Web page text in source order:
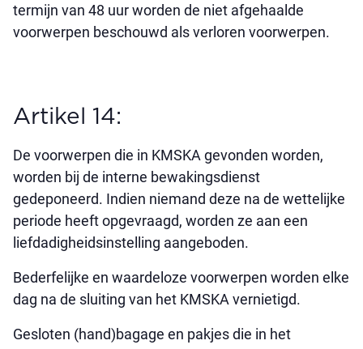
termijn van 48 uur worden de niet afgehaalde
voorwerpen beschouwd als verloren voorwerpen.
Artikel 14:
De voorwerpen die in KMSKA gevonden worden,
worden bij de interne bewakingsdienst
gedeponeerd. Indien niemand deze na de wettelijke
periode heeft opgevraagd, worden ze aan een
liefdadigheidsinstelling aangeboden.
Bederfelijke en waardeloze voorwerpen worden elke
dag na de sluiting van het KMSKA vernietigd.
Gesloten (hand)bagage en pakjes die in het